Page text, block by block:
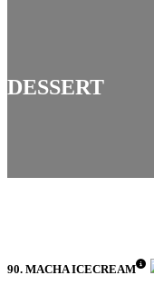
DESSERT
90. MACHA ICECREAM